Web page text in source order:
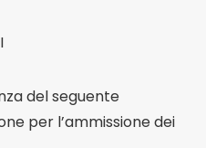
del seguente
per l’ammissione dei